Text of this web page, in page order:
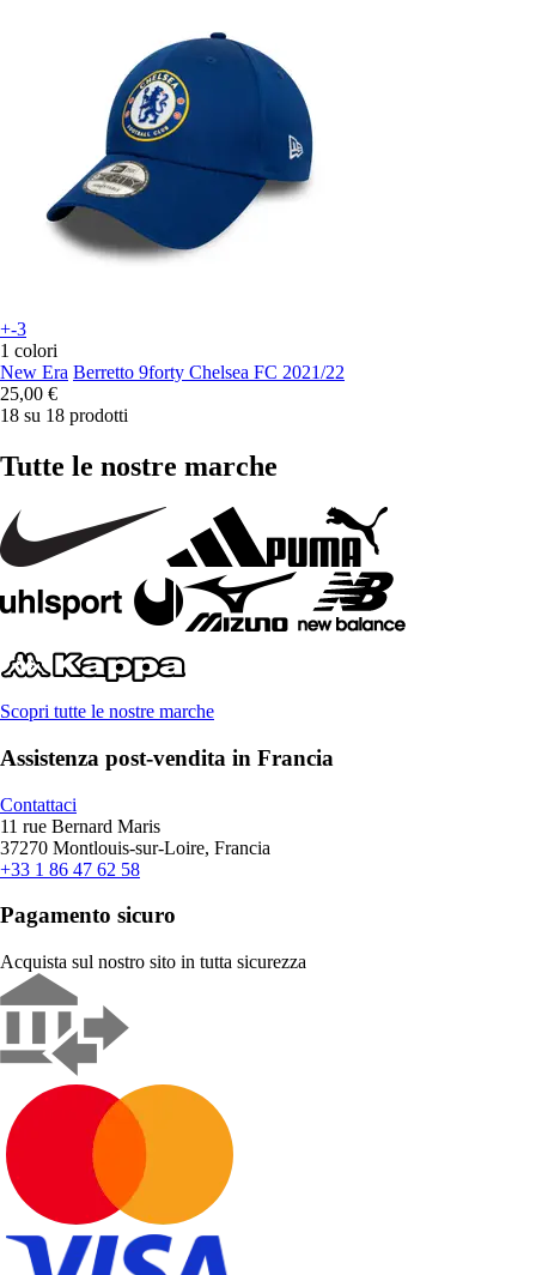
+-3
1 colori
New Era Berretto 9forty Chelsea FC 2021/22
25,00 €
18 su 18 prodotti
Tutte le nostre marche
Scopri tutte le nostre marche
Assistenza post-vendita in Francia
Contattaci
11 rue Bernard Maris
37270 Montlouis-sur-Loire, Francia
+33 1 86 47 62 58
Pagamento sicuro
Acquista sul nostro sito in tutta sicurezza